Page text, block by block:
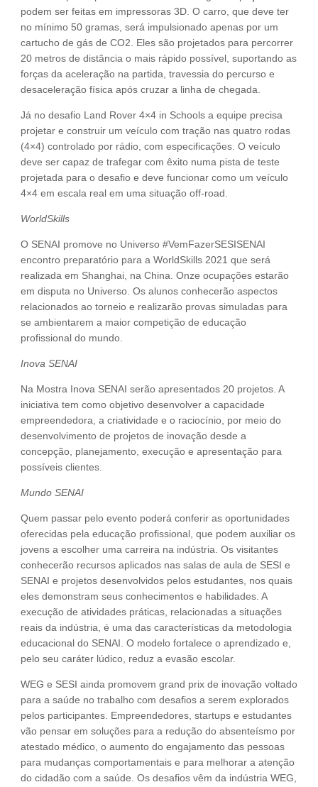
podem ser feitas em impressoras 3D. O carro, que deve ter
no mínimo 50 gramas, será impulsionado apenas por um
cartucho de gás de CO2. Eles são projetados para percorrer
20 metros de distância o mais rápido possível, suportando as
forças da aceleração na partida, travessia do percurso e
desaceleração física após cruzar a linha de chegada.
Já no desafio Land Rover 4×4 in Schools a equipe precisa
projetar e construir um veículo com tração nas quatro rodas
(4×4) controlado por rádio, com especificações. O veículo
deve ser capaz de trafegar com êxito numa pista de teste
projetada para o desafio e deve funcionar como um veículo
4×4 em escala real em uma situação off-road.
WorldSkills
O SENAI promove no Universo #VemFazerSESISENAI
encontro preparatório para a WorldSkills 2021 que será
realizada em Shanghai, na China. Onze ocupações estarão
em disputa no Universo. Os alunos conhecerão aspectos
relacionados ao torneio e realizarão provas simuladas para
se ambientarem a maior competição de educação
profissional do mundo.
Inova SENAI
Na Mostra Inova SENAI serão apresentados 20 projetos. A
iniciativa tem como objetivo desenvolver a capacidade
empreendedora, a criatividade e o raciocínio, por meio do
desenvolvimento de projetos de inovação desde a
concepção, planejamento, execução e apresentação para
possíveis clientes.
Mundo SENAI
Quem passar pelo evento poderá conferir as oportunidades
oferecidas pela educação profissional, que podem auxiliar os
jovens a escolher uma carreira na indústria. Os visitantes
conhecerão recursos aplicados nas salas de aula de SESI e
SENAI e projetos desenvolvidos pelos estudantes, nos quais
eles demonstram seus conhecimentos e habilidades. A
execução de atividades práticas, relacionadas a situações
reais da indústria, é uma das características da metodologia
educacional do SENAI. O modelo fortalece o aprendizado e,
pelo seu caráter lúdico, reduz a evasão escolar.
WEG e SESI ainda promovem grand prix de inovação voltado
para a saúde no trabalho com desafios a serem explorados
pelos participantes. Empreendedores, startups e estudantes
vão pensar em soluções para a redução do absenteísmo por
atestado médico, o aumento do engajamento das pessoas
para mudanças comportamentais e para melhorar a atenção
do cidadão com a saúde. Os desafios vêm da indústria WEG,